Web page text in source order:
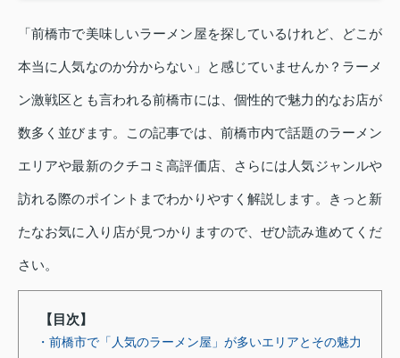
「前橋市で美味しいラーメン屋を探しているけれど、どこが
本当に人気なのか分からない」と感じていませんか？ラーメ
ン激戦区とも言われる前橋市には、個性的で魅力的なお店が
数多く並びます。この記事では、前橋市内で話題のラーメン
エリアや最新のクチコミ高評価店、さらには人気ジャンルや
訪れる際のポイントまでわかりやすく解説します。きっと新
たなお気に入り店が見つかりますので、ぜひ読み進めてくだ
さい。
【目次】
・前橋市で「人気のラーメン屋」が多いエリアとその魅力